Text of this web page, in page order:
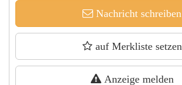
Nachricht schreiben
auf Merkliste setzen
Anzeige melden